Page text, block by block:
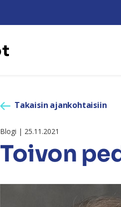
Takaisin ajankohtaisiin
Blogi | 25.11.2021
Toivon